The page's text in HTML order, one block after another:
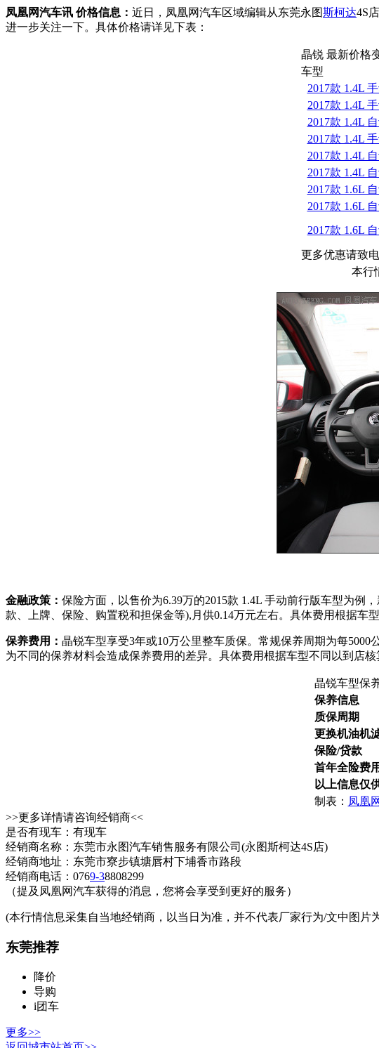
凤凰网汽车讯 价格信息： 近日，凤凰网汽车区域编辑从东莞永图斯柯达4S
进一步关注一下。具体价格请详见下表：
晶锐 最新价格
车型
2017款 1.4L
2017款 1.4L
2017款 1.4L
2017款 1.4L
2017款 1.4L
2017款 1.4L
2017款 1.6L
2017款 1.6L
2017款 1.6L
更多优惠请致
本行
金融政策： 保险方面，以售价为6.39万的2015款 1.4L 手动前行版车型为例
款、上牌、保险、购置税和担保金等),月供0.14万元左右。具体费用根据车
保养费用： 晶锐车型享受3年或10万公里整车质保。常规保养周期为每
为不同的保养材料会造成保养费用的差异。具体费用根据车型不同以到店核
晶锐车型保
保养信息
质保周期
更换机油机
保险/贷款
首年全险费用
以上信息仅
制表： 凤凰
>>更多详情请咨询经销商<<
是否有现车：有现车
经销商名称：东莞市永图汽车销售服务有限公司(永图斯柯达4S店)
经销商地址：东莞市寮步镇塘唇村下埔香市路段
经销商电话：0769-38808299
（提及凤凰网汽车获得的消息，您将会享受到更好的服务）
(本行情信息采集自当地经销商，以当日为准，并不代表厂家行为/文中图片
东莞推荐
降价
导购
i团车
更多>>